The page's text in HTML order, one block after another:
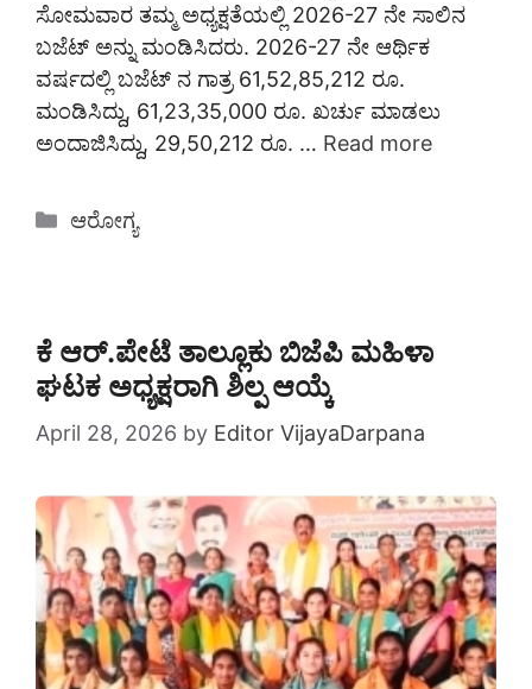
ಸೋಮವಾರ ತಮ್ಮ ಅಧ್ಯಕ್ಷತೆಯಲ್ಲಿ 2026-27 ನೇ ಸಾಲಿನ
ಬಜೆಟ್ ಅನ್ನು ಮಂಡಿಸಿದರು. 2026-27 ನೇ ಆರ್ಥಿಕ
ವರ್ಷದಲ್ಲಿ ಬಜೆಟ್ ನ ಗಾತ್ರ 61,52,85,212 ರೂ.
ಮಂಡಿಸಿದ್ದು, 61,23,35,000 ರೂ. ಖರ್ಚು ಮಾಡಲು
ಅಂದಾಜಿಸಿದ್ದು, 29,50,212 ರೂ. … Read more
Categories
ಆರೋಗ್ಯ
ಕೆ ಆರ್.ಪೇಟೆ ತಾಲ್ಲೂಕು ಬಿಜೆಪಿ ಮಹಿಳಾ
ಘಟಕ ಅಧ್ಯಕ್ಷರಾಗಿ ಶಿಲ್ಪ ಆಯ್ಕೆ
April 28, 2026 by Editor VijayaDarpana